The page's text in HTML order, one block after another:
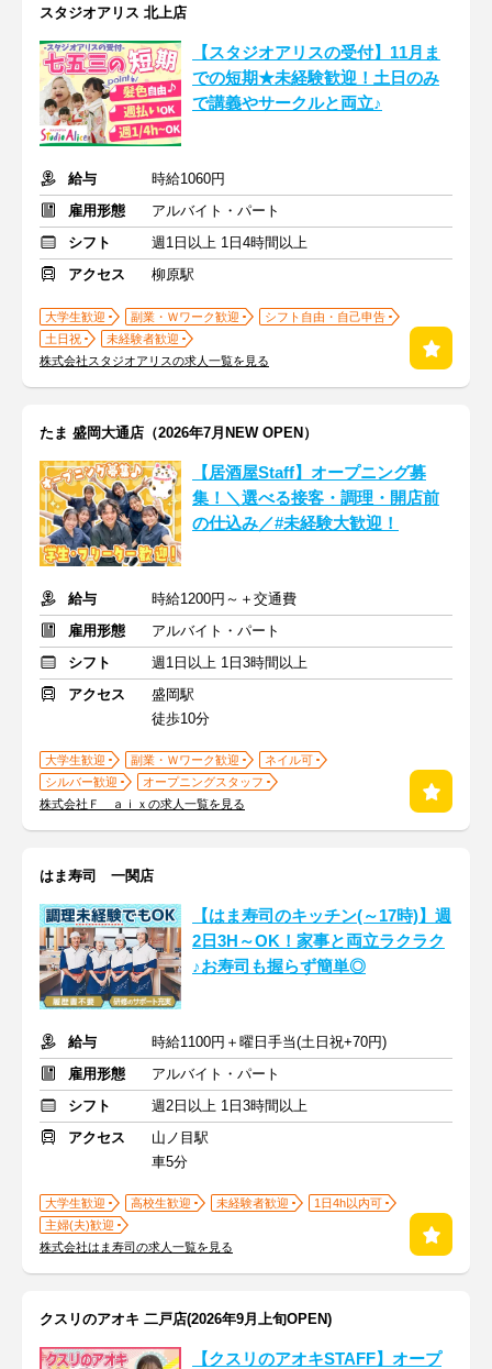
スタジオアリス 北上店
【スタジオアリスの受付】11月ま
での短期★未経験歓迎！土日のみ
で講義やサークルと両立♪
給与
時給1060円
雇用形態
アルバイト・パート
シフト
週1日以上 1日4時間以上
アクセス
柳原駅
大学生歓迎 副業・Ｗワーク歓迎
シフト自由・自己申告
土日祝
未経験者歓迎
株式会社スタジオアリスの求人一覧を見る
たま 盛岡大通店（2026年7月NEW OPEN）
【居酒屋Staff】オープニング募
集！＼選べる接客・調理・開店前
の仕込み／#未経験大歓迎！
給与
時給1200円～＋交通費
雇用形態
アルバイト・パート
シフト
週1日以上 1日3時間以上
アクセス
盛岡駅
徒歩10分
大学生歓迎 副業・Ｗワーク歓迎
ネイル可
シルバー歓迎
オープニングスタッフ
株式会社Ｆ ａｉｘの求人一覧を見る
はま寿司 一関店
【はま寿司のキッチン(～17時)】週
2日3H～OK！家事と両立ラクラク
♪お寿司も握らず簡単◎
給与
時給1100円＋曜日手当(土日祝+70円)
雇用形態
アルバイト・パート
シフト
週2日以上 1日3時間以上
アクセス
山ノ目駅
車5分
大学生歓迎 高校生歓迎 未経験者歓迎
1日4h以内可
主婦(夫)歓迎
株式会社はま寿司の求人一覧を見る
クスリのアオキ 二戸店(2026年9月上旬OPEN)
【クスリのアオキSTAFF】オープ